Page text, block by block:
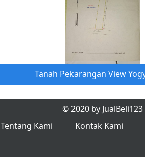
Tanah Pekarangan View
© 2020 by JualBeli123
Tentang Kami
Kontak Kami